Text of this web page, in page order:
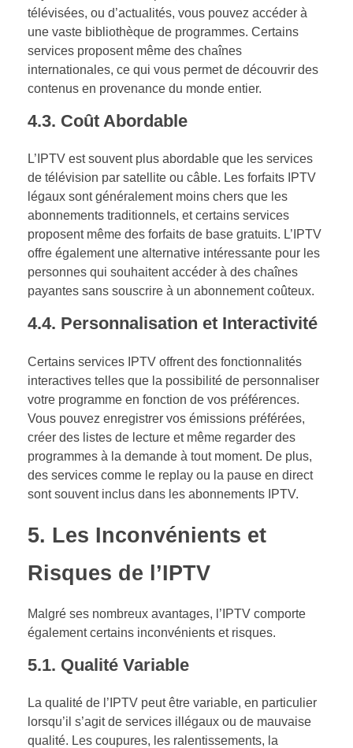
télévisées, ou d’actualités, vous pouvez accéder à
une vaste bibliothèque de programmes. Certains
services proposent même des chaînes
internationales, ce qui vous permet de découvrir des
contenus en provenance du monde entier.
4.3. Coût Abordable
L’IPTV est souvent plus abordable que les services
de télévision par satellite ou câble. Les forfaits IPTV
légaux sont généralement moins chers que les
abonnements traditionnels, et certains services
proposent même des forfaits de base gratuits. L’IPTV
offre également une alternative intéressante pour les
personnes qui souhaitent accéder à des chaînes
payantes sans souscrire à un abonnement coûteux.
4.4. Personnalisation et Interactivité
Certains services IPTV offrent des fonctionnalités
interactives telles que la possibilité de personnaliser
votre programme en fonction de vos préférences.
Vous pouvez enregistrer vos émissions préférées,
créer des listes de lecture et même regarder des
programmes à la demande à tout moment. De plus,
des services comme le replay ou la pause en direct
sont souvent inclus dans les abonnements IPTV.
5. Les Inconvénients et
Risques de l’IPTV
Malgré ses nombreux avantages, l’IPTV comporte
également certains inconvénients et risques.
5.1. Qualité Variable
La qualité de l’IPTV peut être variable, en particulier
lorsqu’il s’agit de services illégaux ou de mauvaise
qualité. Les coupures, les ralentissements, la